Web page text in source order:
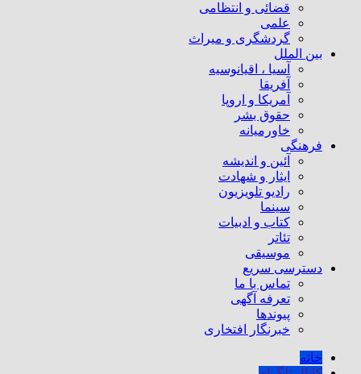
قضائی و انتظامی
علمی
گردشگری و میراث
بین الملل
آسیا ، اقیانوسیه
آفریقا
آمریکا و اروپا
حقوق بشر
خاورمیانه
فرهنگی
آئین و اندیشه
ایثار و شهادت
رادیو تلویزیون
سینما
کتاب و ادبیات
تئاتر
موسیقی
دسترسی سریع
تماس با ما
تعرفه آگهی
پیوندها
خبرنگار افتخاری
خانه